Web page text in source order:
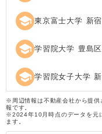
school 東京富士大学 新
school 学習院大学 豊島
school 学習院女子大学
※周辺情報は不動産会社から提供
報です。
※2024年10月時点のデータを元
ます。